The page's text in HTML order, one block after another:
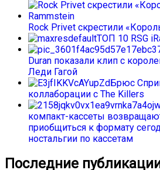
Rock Privet скрестили
ТОП 10 RSG
Duran показали клип с
Леди Гагой
Брюс
коллаборации с The Killers
компакт-кассеты
приобщиться к формату
ностальгии по кассетам
Последние